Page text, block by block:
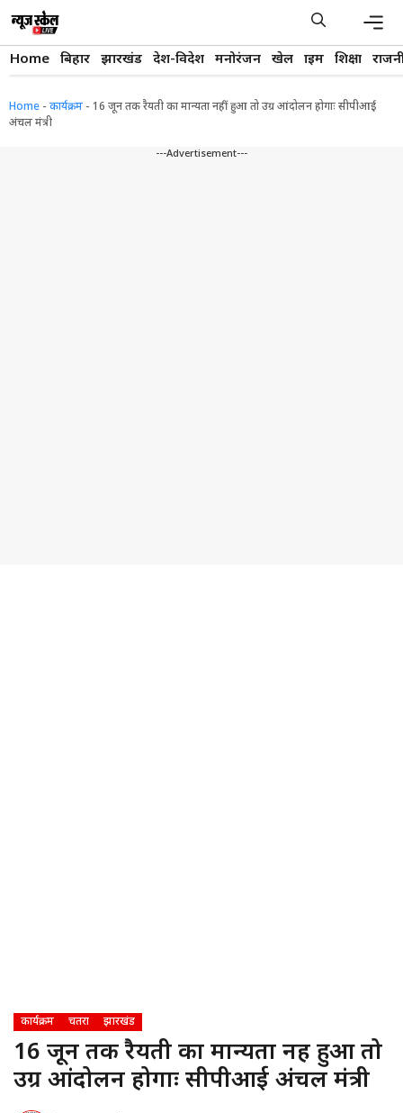
content
Home बिहार झारखंड देश-विदेश मनोरंजन खेल क्राइम शिक्षा
Home - कार्यक्रम - 16 जून तक रैयती का मान्यता नहीं हुआ तो उग्र आंदोलन होगाः सीपीआई
अंचल मंत्री
---Advertisement---
कार्यक्रम चतरा झारखंड
16 जून तक रैयती का मान्यता नहीं हुआ तो
उग्र आंदोलन होगाः सीपीआई अंचल मंत्री